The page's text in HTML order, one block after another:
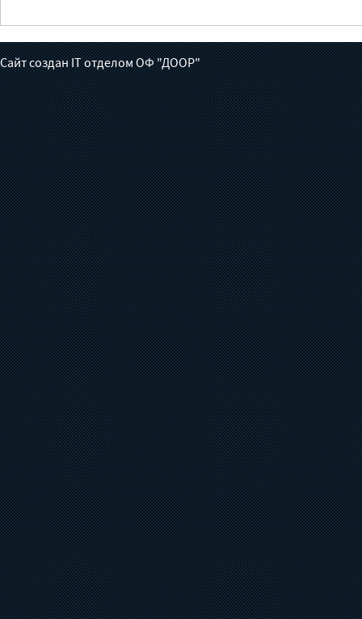
на себя борьбу с
туберкулезом?
Сайт создан IT отделом ОФ "ДООР"